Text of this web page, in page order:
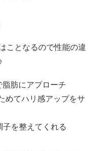
ことなるので性能の違
脂肪にアプローチ
めてハリ感アップをサ
子を整えてくれる